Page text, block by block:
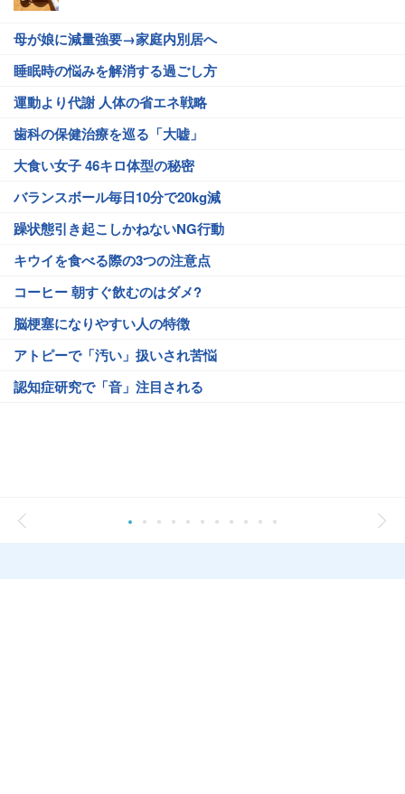
母が娘に減量強要→家庭内別居へ
睡眠時の悩みを解消する過ごし方
運動より代謝 人体の省エネ戦略
歯科の保健治療を巡る「大嘘」
大食い女子 46キロ体型の秘密
バランスボール毎日10分で20kg減
躁状態引き起こしかねないNG行動
キウイを食べる際の3つの注意点
コーヒー 朝すぐ飲むのはダメ?
脳梗塞になりやすい人の特徴
アトピーで「汚い」扱いされ苦悩
認知症研究で「音」注目される